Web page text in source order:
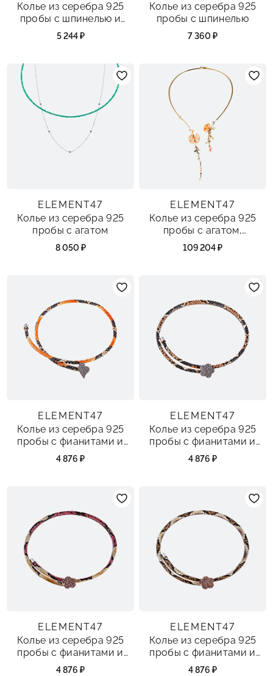
Колье из серебра 925
пробы с шпинелью и
перламутром
5 244 ₽
Колье из серебра 925
пробы с шпинелью
7 360 ₽
ELEMENT47
Колье из серебра 925
пробы с агатом
8 050 ₽
ELEMENT47
Колье из серебра 925
пробы с агатом,
жемчугами речными,
лунным камнем и
109 204 ₽
ELEMENT47
Колье из серебра 925
пробы с фианитами и
кожей
4 876 ₽
ELEMENT47
Колье из серебра 925
пробы с фианитами и
кожей
4 876 ₽
ELEMENT47
Колье из серебра 925
пробы с фианитами и
кожей
4 876 ₽
ELEMENT47
Колье из серебра 925
пробы с фианитами и
кожей
4 876 ₽